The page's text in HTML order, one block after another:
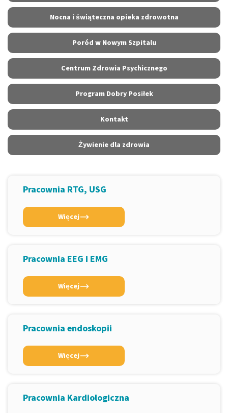
Nocna i świąteczna opieka zdrowotna
Poród w Nowym Szpitalu
Centrum Zdrowia Psychicznego
Program Dobry Posiłek
Kontakt
Żywienie dla zdrowia
Pracownia RTG, USG
Więcej
Pracownia EEG i EMG
Więcej
Pracownia endoskopii
Więcej
Pracownia Kardiologiczna